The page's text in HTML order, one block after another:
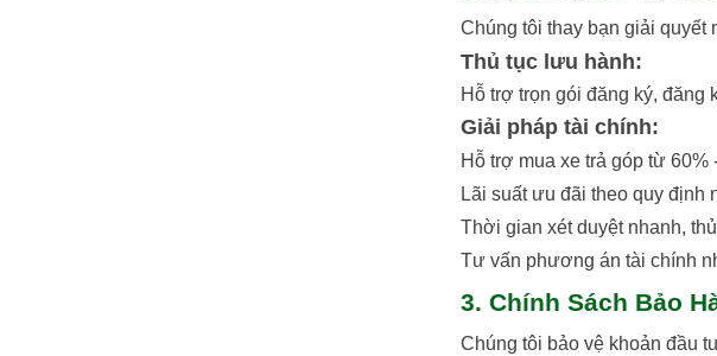
Chúng tôi thay bạn giải quyết
Thủ tục lưu hành:
Hỗ trợ trọn gói đăng ký, đăng
Giải pháp tài chính:
Hỗ trợ mua xe trả góp từ 60%
Lãi suất ưu đãi theo quy định
Thời gian xét duyệt nhanh,
Tư vấn phương án tài chính
3. Chính Sách Bảo
Chúng tôi bảo vệ khoản đầu